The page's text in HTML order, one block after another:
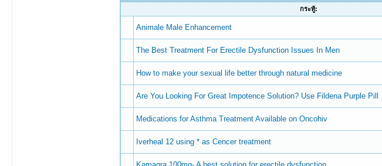
กระทู้:
Animale Male Enhancement
The Best Treatment For Erectile Dysfunction Issues In Men
How to make your sexual life better through natural medicine
Are You Looking For Great Impotence Solution? Use Fildena Purple Pill
Medications for Asthma Treatment Available on Oncohiv
Iverheal 12 using * as Cencer treatment